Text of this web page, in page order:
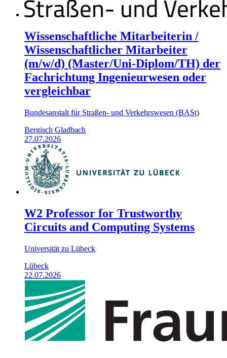
Wissenschaftliche Mitarbeiterin /
Wissenschaftlicher Mitarbeiter
(m/w/d) (Master/Uni-Diplom/TH) der
Fachrichtung Ingenieurwesen oder
vergleichbar
Bundesanstalt für Straßen- und Verkehrswesen (BASt)
Bergisch Gladbach
27.07.2026
W2 Professor for Trustworthy
Circuits and Computing Systems
Universität zu Lübeck
Lübeck
22.07.2026